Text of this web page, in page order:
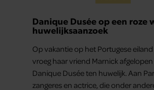
Danique Dusée op een roze
huwelijksaanzoek
Op vakantie op het Portugese
vroeg haar vriend Marnick
Danique Dusée ten huwelijk. Aan
zangeres en actrice, die onder